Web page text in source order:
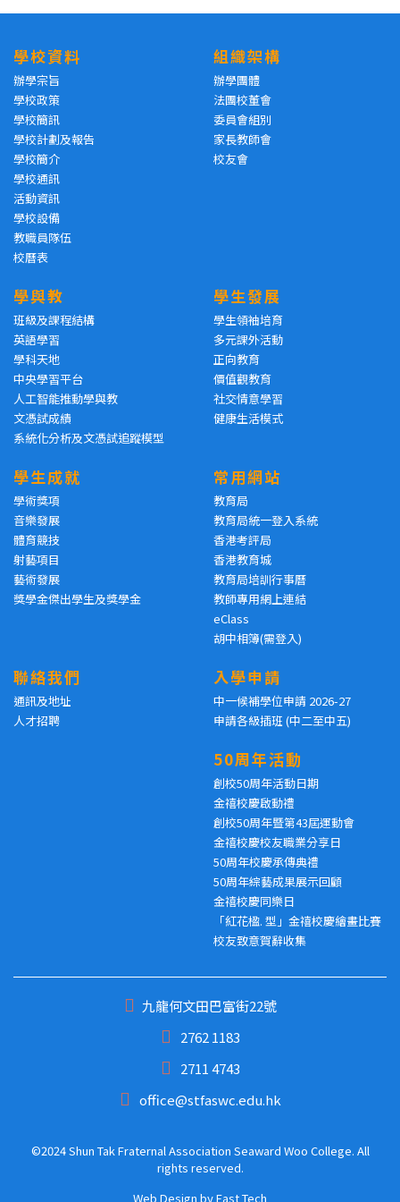
學校資料
辦學宗旨
學校政策
學校簡訊
學校計劃及報告
學校簡介
學校通訊
活動資訊
學校設備
教職員隊伍
校曆表
組織架構
辦學團體
法團校董會
委員會組別
家長教師會
校友會
學與教
班級及課程結構
英語學習
學科天地
中央學習平台
人工智能推動學與教
文憑試成績
系統化分析及文憑試追蹤模型
學生發展
學生領袖培育
多元課外活動
正向教育
價值觀教育
社交情意學習
健康生活模式
學生成就
學術獎項
音樂發展
體育競技
射藝項目
藝術發展
獎學金傑出學生及獎學金
常用網站
教育局
教育局統一登入系統
香港考評局
香港教育城
教育局培訓行事曆
教師專用網上連結
eClass
胡中相簿(需登入)
聯絡我們
通訊及地址
人才招聘
入學申請
中一候補學位申請 2026-27
申請各級插班 (中二至中五)
50周年活動
創校50周年活動日期
金禧校慶啟動禮
創校50周年暨第43屆運動會
金禧校慶校友職業分享日
50周年校慶承傳典禮
50周年綜藝成果展示回顧
金禧校慶同樂日
「紅花楹. 型」金禧校慶繪畫比賽
校友致意賀辭收集
九龍何文田巴富街22號
2762 1183
2711 4743
office@stfaswc.edu.hk
©2024 Shun Tak Fraternal Association Seaward Woo College. All
rights reserved.
Web Design byEast Tech